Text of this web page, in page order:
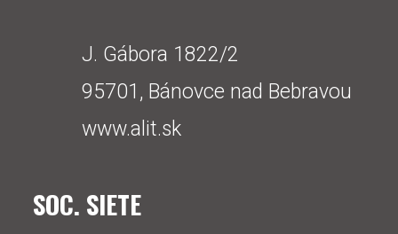
J. Gábora 1822/2
95701, Bánovce nad Bebravou
www.alit.sk
SOC. SIETE